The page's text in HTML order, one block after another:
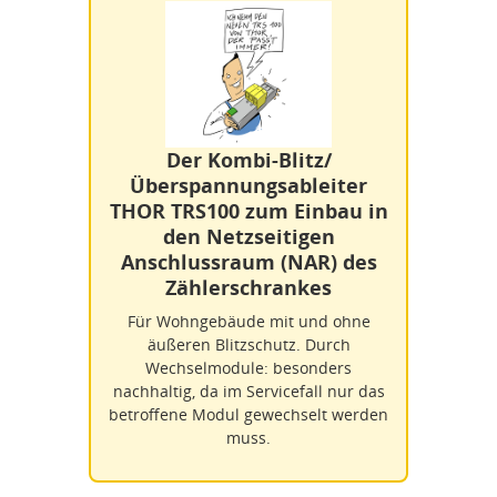
Der Kombi-Blitz/
Überspannungsableiter
THOR TRS100 zum Einbau in
den Netzseitigen
Anschlussraum (NAR) des
Zählerschrankes
Für Wohngebäude mit und ohne
äußeren Blitzschutz. Durch
Wechselmodule: besonders
nachhaltig, da im Servicefall nur das
betroffene Modul gewechselt werden
muss.